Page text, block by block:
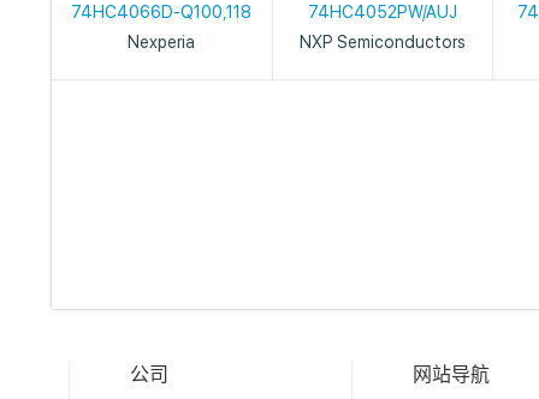
74HC4066D-Q100,118
Nexperia
74HC4052PW/AUJ
NXP Semiconductors
公司 网站导航